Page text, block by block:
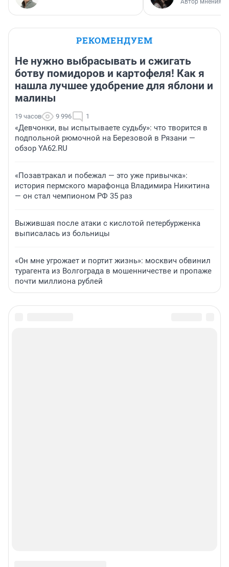
Автор мнения
РЕКОМЕНДУЕМ
Не нужно выбрасывать и сжигать
ботву помидоров и картофеля! Как я
нашла лучшее удобрение для яблони и
малины
19 часов 9 996 1
«Девчонки, вы испытываете судьбу»: что творится в
подпольной рюмочной на Березовой в Рязани —
обзор YA62.RU
«Позавтракал и побежал — это уже привычка»:
история пермского марафонца Владимира Никитина
— он стал чемпионом РФ 35 раз
Выжившая после атаки с кислотой петербурженка
выписалась из больницы
«Он мне угрожает и портит жизнь»: москвич обвинил
турагента из Волгограда в мошенничестве и пропаже
почти миллиона рублей